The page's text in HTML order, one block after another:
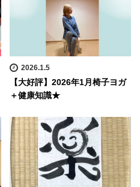
2026.1.5
【大好評】2026年1月椅子ヨガ
＋健康知識★